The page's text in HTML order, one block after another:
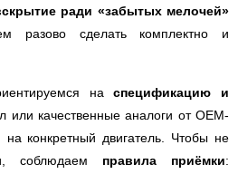
ради «забытых мелочей»
разово сделать комплектно и
наспецификацию и
или качественные аналоги от ОЕМ-
на конкретный двигатель. Чтобы не
соблюдаем правила приёмки: